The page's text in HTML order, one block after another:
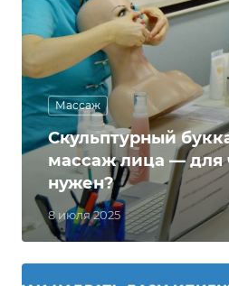
Массаж
8 июля 2025
Скульптурный
массаж лица — для
нужен?